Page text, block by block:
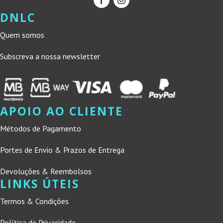
DNLC
Quem somos
Subscreva a nossa newsletter
APOIO AO CLIENTE
Métodos de Pagamento
Portes de Envio & Prazos de Entrega
Devoluções & Reembolsos
LINKS ÚTEIS
Termos & Condições